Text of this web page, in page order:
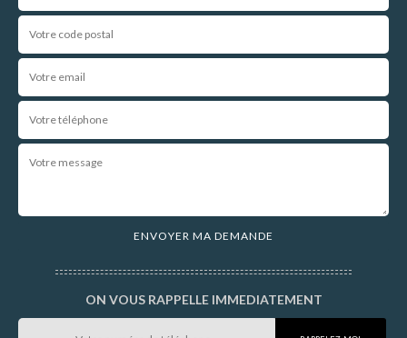
ON VOUS RAPPELLE IMMEDIATEMENT